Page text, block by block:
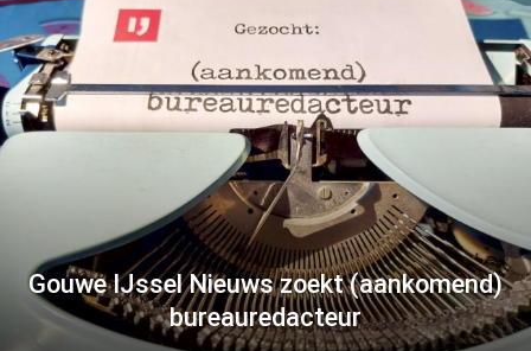
Gouwe IJssel Nieuws zoekt (aankomend)
bureauredacteur